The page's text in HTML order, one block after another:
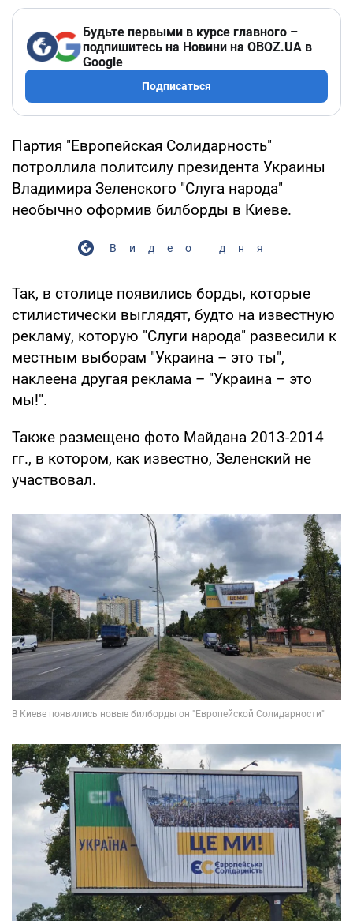
Будьте первыми в курсе главного –
подпишитесь на Новини на OBOZ.UA в
Google
Подписаться
Партия "Европейская Солидарность"
потроллила политсилу президента Украины
Владимира Зеленского "Слуга народа"
необычно оформив билборды в Киеве.
Видео дня
Так, в столице появились борды, которые
стилистически выглядят, будто на известную
рекламу, которую "Слуги народа" развесили к
местным выборам "Украина – это ты",
наклеена другая реклама – "Украина – это
мы!".
Также размещено фото Майдана 2013-2014
гг., в котором, как известно, Зеленский не
участвовал.